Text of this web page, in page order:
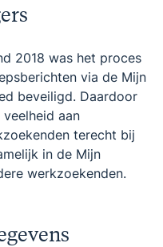
2018 was het proces
via de Mijn
beveiligd. Daardoor
aan
terecht bij
in de Mijn
werkzoekenden.